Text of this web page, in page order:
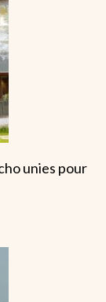
unies pour